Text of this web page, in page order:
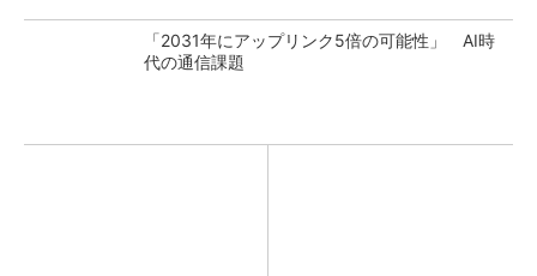
「2031年にアップリンク5倍の可能性」 AI時
代の通信課題